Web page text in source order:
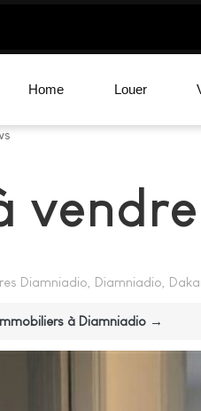
Home Louer
Diamniadio, Diamniadio,
à Diamniadio →